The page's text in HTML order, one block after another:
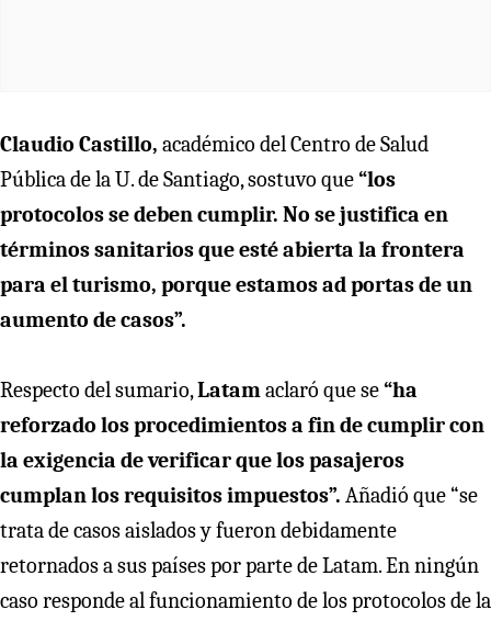
Claudio Castillo, académico del Centro de Salud
Pública de la U. de Santiago, sostuvo que“los
protocolos se deben cumplir. No se justifica en
términos sanitarios que esté abierta la frontera
para el turismo, porque estamos ad portas de un
aumento de casos”.
Respecto del sumario,Latamaclaró que se“ha
reforzado los procedimientos a fin de cumplir con
la exigencia de verificar que los pasajeros
cumplan los requisitos impuestos”. Añadió que “se
trata de casos aislados y fueron debidamente
retornados a sus países por parte de Latam. En ningún
caso responde al funcionamiento de los protocolos de la